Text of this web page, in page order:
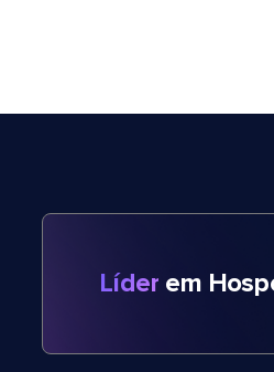
Líder em